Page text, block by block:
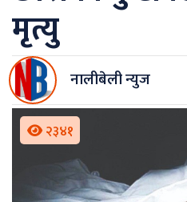
मृत्यु
नालीबेली न्युज
२३४१